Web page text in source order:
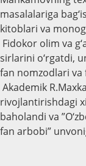
masalalariga
kitoblari va
Fidokor olim va
sirlarini o‘rgatdi,
fan nomzodlari
Akademik
rivojlantirishdagi
baholandi va
fan arbobi”